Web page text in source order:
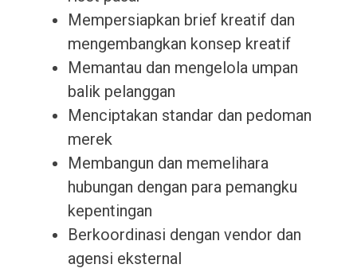
Mempersiapkan brief kreatif dan
mengembangkan konsep kreatif
Memantau dan mengelola umpan
balik pelanggan
Menciptakan standar dan pedoman
merek
Membangun dan memelihara
hubungan dengan para pemangku
kepentingan
Berkoordinasi dengan vendor dan
agensi eksternal